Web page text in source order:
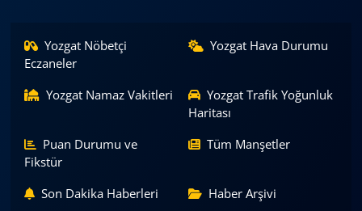
Yozgat Nöbetçi
Eczaneler
Yozgat Hava Durumu
Yozgat Namaz Vakitleri
Yozgat Trafik Yoğunluk
Haritası
Puan Durumu ve
Fikstür
Tüm Manşetler
Son Dakika Haberleri Haber Arşivi